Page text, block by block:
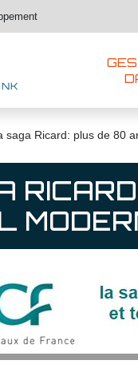
saga Ricard: plus de 80